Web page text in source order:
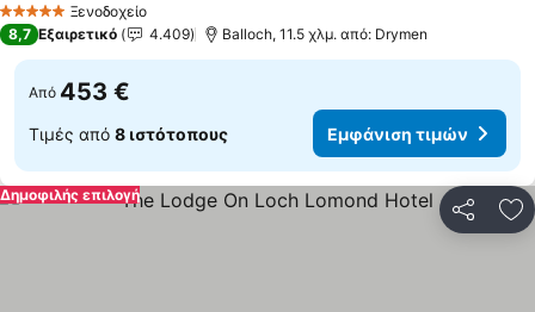
5 Αστέρια Ξενοδοχείο
8,7 Εξαιρετικό 4.409 Balloch, 11.5 χλμ. από: Drymen
Από 453 €
Τιμές από 8 ιστότοπους Εμφάνιση τιμών
Δημοφιλής επιλογή